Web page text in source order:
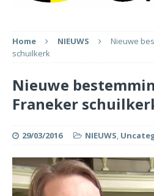
Home NIEUWS
Nieuwe
schuilkerk
Nieuwe
Franeker
29/03/2016 NIEUWS,